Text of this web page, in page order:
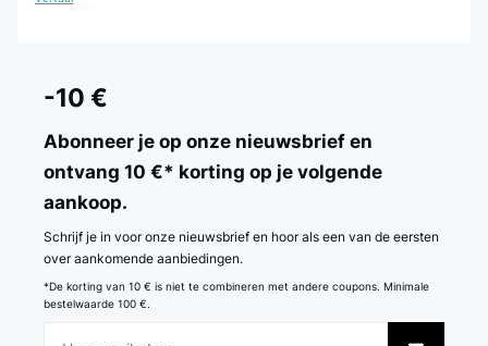
-10 €
Abonneer je op onze nieuwsbrief en
ontvang 10 €* korting op je volgende
aankoop.
Schrijf je in voor onze nieuwsbrief en hoor als een van de eersten
over aankomende aanbiedingen.
*De korting van 10 € is niet te combineren met andere coupons. Minimale
bestelwaarde 100 €.